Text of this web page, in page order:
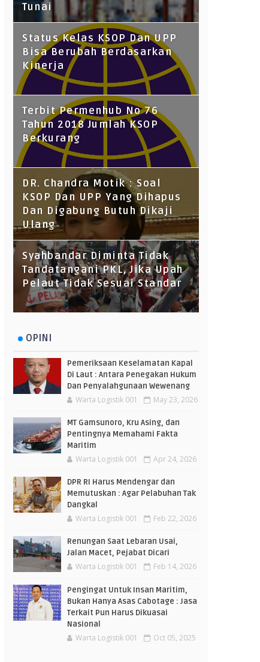
Tunai
Status Kelas KSOP Dan UPP
Bisa Berubah Berdasarkan
Kinerja
Terbit Permenhub No 76
Tahun 2018 Jumlah KSOP
Berkurang
DR. Chandra Motik : Soal
KSOP Dan UPP Yang Dihapus
Dan Digabung Butuh Dikaji
Ulang
Syahbandar Diminta Tidak
Tandatangani PKL, Jika Upah
Pelaut Tidak Sesuai Standar
OPINI
Pemeriksaan Keselamatan Kapal
Di Laut : Antara Penegakan Hukum
Dan Penyalahgunaan Wewenang
Warta Logistik 001 May 23, 2026
MT Gamsunoro, Kru Asing, dan
Pentingnya Memahami Fakta
Maritim
Warta Logistik 001 Apr 24, 2026
DPR RI Harus Mendengar dan
Memutuskan : Agar Pelabuhan Tak
Dangkal
Warta Logistik 001 Feb 22, 2026
Renungan Saat Lebaran Usai,
Jalan Macet, Pejabat Dicari
Warta Logistik 001 Feb 14, 2026
Pengingat Untuk Insan Maritim,
Bukan Hanya Asas Cabotage : Jasa
Terkait Pun Harus Dikuasai
Nasional
Warta Logistik 001 Oct 05, 2025